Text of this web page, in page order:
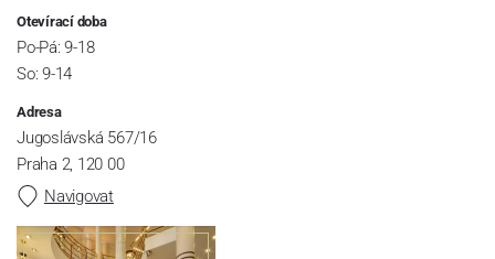
Otevírací doba
Po-Pá: 9-18
So: 9-14
Adresa
Jugoslávská 567/16
Praha 2, 120 00
Navigovat